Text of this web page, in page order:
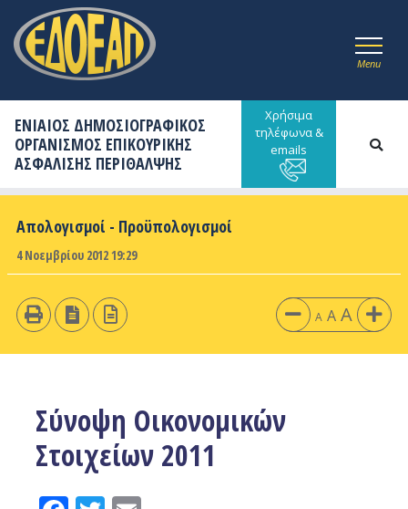
Menu
ΕΝΙΑΙΟΣ ΔΗΜΟΣΙΟΓΡΑΦΙΚΟΣ
ΟΡΓΑΝΙΣΜΟΣ ΕΠΙΚΟΥΡΙΚΗΣ
ΑΣΦΑΛΙΣΗΣ ΠΕΡΙΘΑΛΨΗΣ
Χρήσιμα
τηλέφωνα &
emails
Απολογισμοί - Προϋπολογισμοί
4 Νοεμβρίου 2012 19:29
A A A
Σύνοψη Οικονομικών
Στοιχείων 2011